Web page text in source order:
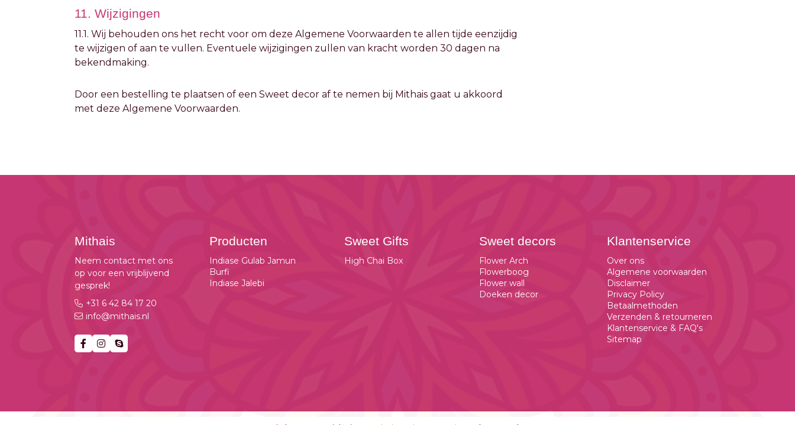
11. Wijzigingen
11.1. Wij behouden ons het recht voor om deze Algemene Voorwaarden te allen tijde eenzijdig
te wijzigen of aan te vullen. Eventuele wijzigingen zullen van kracht worden 30 dagen na
bekendmaking.
Door een bestelling te plaatsen of een Sweet decor af te nemen bij Mithais gaat u akkoord
met deze Algemene Voorwaarden.
Mithais
Neem contact met ons
op voor een vrijblijvend
gesprek!
+31 6 42 84 17 20
info@mithais.nl
Producten
Indiase Gulab Jamun
Burfi
Indiase Jalebi
Sweet Gifts
High Chai Box
Sweet decors
Flower Arch
Flowerboog
Flower wall
Doeken decor
Klantenservice
Over ons
Algemene voorwaarden
Disclaimer
Privacy Policy
Betaalmethoden
Verzenden & retourneren
Klantenservice & FAQ's
Sitemap